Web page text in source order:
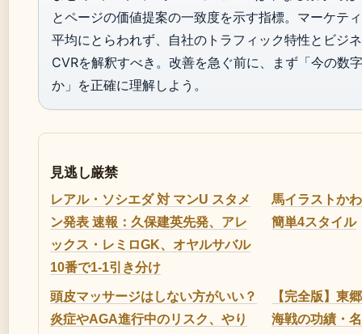
とページの価値提案の一致度を示す指標。マーケテ
平均にとらわれず、自社のトラフィック特性とビジ
CVRを解釈すべき。改善を急ぐ前に、まず「今の数
か」を正確に理解しよう。
見逃し厳禁
レアル・ソシエダ 対 マンU スタメ
ン発表 速報：久保建英先発、アレ
ックス・レミロGK、オヤルサバル
10番で1-1引き分け
馬イラストか
簡単4スタイル
頭皮マッサージはしない方がいい？
炎症やAGA進行中のリスク、やり
【完全版】東
海戦の功績・